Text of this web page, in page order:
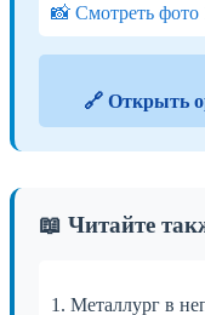
📸 Смотреть фото
🔗 Открыть
📖 Читайте
1. Металлург в